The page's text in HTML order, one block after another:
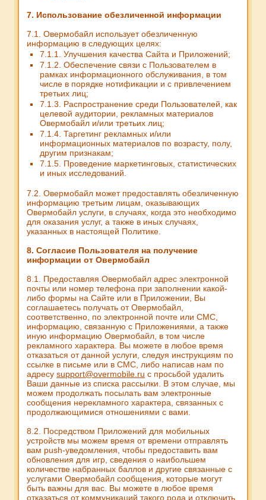
7. Использование обезличенной информации
7.1. Овермобайл использует обезличенную
информацию в следующих целях:
7.1.1. Улучшения качества Сайта и Приложений;
7.1.2. Обеспечение связи с Пользователем в
рамках информационного обслуживания, в том
числе в порядке нотификации и с привлечением
третьих лиц;
7.1.3. Распространение среди Пользователей, как
целевой аудитории, рекламных материалов
Овермобайл и/или третьих лиц;
7.1.4. Таргетинг рекламных и/или
информационных материалов по возрасту, полу,
другим признакам;
7.1.5. Проведение маркетинговых, статистических
и иных исследований.
7.2. Овермобайл может предоставлять обезличенную
информацию третьим лицам, оказывающих
Овермобайл услуги, в случаях, когда это необходимо
для оказания услуг, а также в иных случаях,
указанных в настоящей Политике.
8. Согласие Пользователя на получение
информации от Овермобайл
8.1. Предоставляя Овермобайл адрес электронной
почты или номер телефона при заполнении какой-
либо формы на Сайте или в Приложении, Вы
соглашаетесь получать от Овермобайл,
соответственно, по электронной почте или СМС,
информацию, связанную с Приложениями, а также
иную информацию Овермобайл, в том числе
рекламного характера. Вы можете в любое время
отказаться от данной услуги, следуя инструкциям по
ссылке в письме или в СМС, либо написав нам по
адресу support@overmobile.ru с просьбой удалить
Ваши данные из списка рассылки. В этом случае, мы
можем продолжать посылать вам электронные
сообщения нерекламного характера, связанных с
продолжающимися отношениями с вами.
8.2. Посредством Приложений для мобильных
устройств мы можем время от времени отправлять
вам push-уведомления, чтобы предоставить вам
обновления для игр, сведения о наибольшем
количестве набранных баллов и другие связанные с
услугами Овермобайл сообщения, которые могут
быть важны для вас. Вы можете в любое время
отказаться от коммуникаций такого рода и отключить